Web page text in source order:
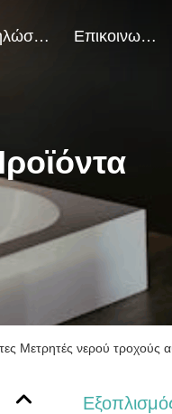
Εκδηλώσεις Επικοινωνήστε Μαζί Μας
Μετρητές νερού τροχούς